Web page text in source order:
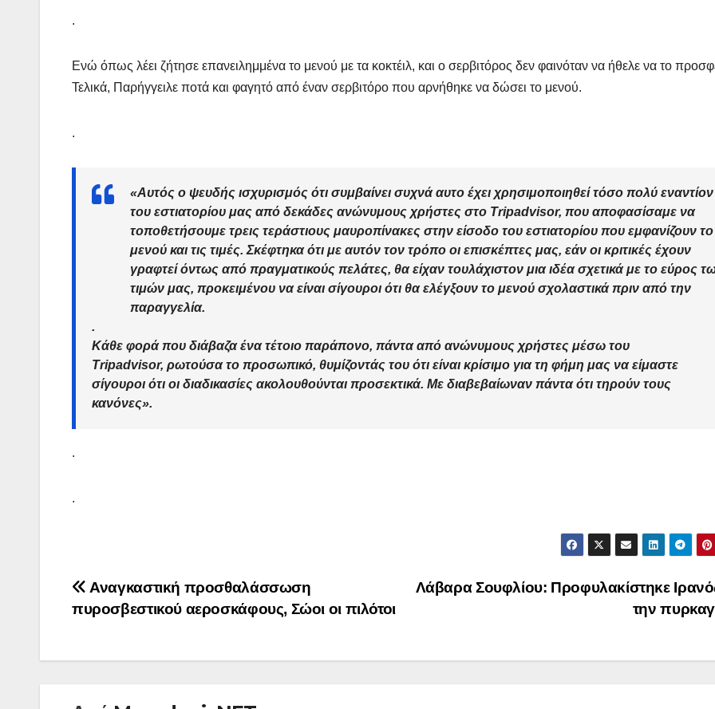
.
Ενώ όπως λέει ζήτησε επανειλημμένα το μενού με τα κοκτέιλ, και ο σερβιτόρος δεν φαινόταν να ήθελε να το
Τελικά, Παρήγγειλε ποτά και φαγητό από έναν σερβιτόρο που αρνήθηκε να δώσει το μενού.
.
«Αυτός ο ψευδής ισχυρισμός ότι συμβαίνει συχνά αυτο έχει χρησιμοποιηθεί τόσο πολύ εναντίον
του εστιατορίου μας από δεκάδες ανώνυμους χρήστες στο Tripadvisor, που αποφασίσαμε να
τοποθετήσουμε τρεις τεράστιους μαυροπίνακες στην είσοδο του εστιατορίου που εμφανίζουν το
μενού και τις τιμές. Σκέφτηκα ότι με αυτόν τον τρόπο οι επισκέπτες μας, εάν οι κριτικές έχουν
γραφτεί όντως από πραγματικούς πελάτες, θα είχαν τουλάχιστον μια ιδέα σχετικά με το εύρος
τιμών μας, προκειμένου να είναι σίγουροι ότι θα ελέγξουν το μενού σχολαστικά πριν από την
παραγγελία.
.
Κάθε φορά που διάβαζα ένα τέτοιο παράπονο, πάντα από ανώνυμους χρήστες μέσω του
Tripadvisor, ρωτούσα το προσωπικό, θυμίζοντάς του ότι είναι κρίσιμο για τη φήμη μας να είμαστε
σίγουροι ότι οι διαδικασίες ακολουθούνται προσεκτικά. Με διαβεβαίωναν πάντα ότι τηρούν τους
κανόνες».
.
.
Πλοήγηση
άρθρων
Λάβαρα Σουφλίου: Προφυλακίστηκε
την
Αναγκαστική προσθαλάσσωση
πυροσβεστικού αεροσκάφους, Σώοι οι πιλότοι
;